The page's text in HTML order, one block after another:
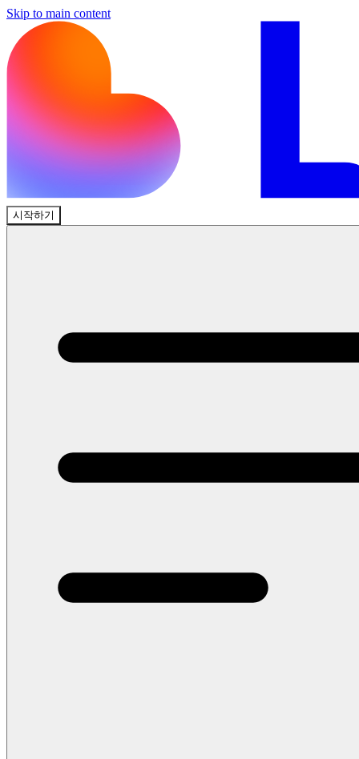
Skip to main content
시작하기